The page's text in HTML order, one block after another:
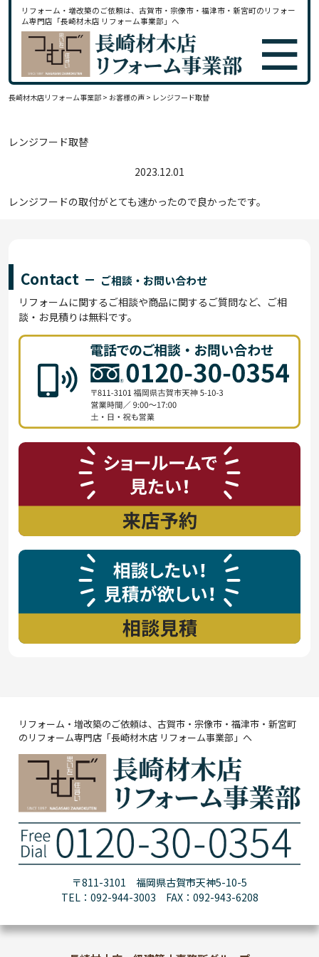
リフォーム・増改築のご依頼は、古賀市・宗像市・福津市・新宮町のリフォー
ム専門店「長崎材木店 リフォーム事業部」へ
長崎材木店リフォーム事業部 > お客様の声 > レンジフード取替
レンジフード取替
2023.12.01
レンジフードの取付がとても速かったので良かったです。
Contact ご相談・お問い合わせ
リフォームに関するご相談や商品に関するご質問など、ご相
談・お見積りは無料です。
リフォーム・増改築のご依頼は、古賀市・宗像市・福津市・新宮町
のリフォーム専門店「長崎材木店 リフォーム事業部」へ
〒811-3101 福岡県古賀市天神5-10-5
TEL：092-944-3003 FAX：092-943-6208